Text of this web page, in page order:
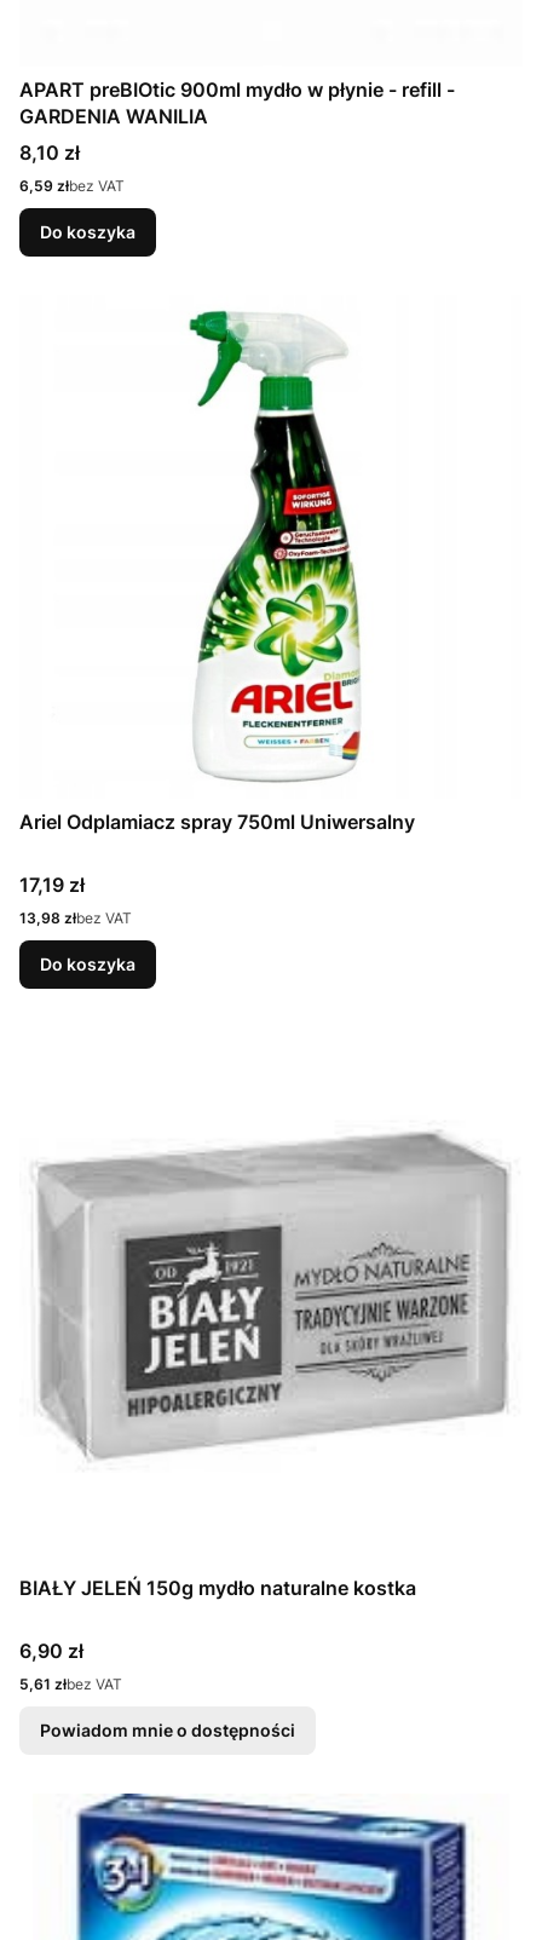
APART preBIOtic 900ml mydło w płynie - refill -
GARDENIA WANILIA
Cena
8,10 zł
Cena
6,59 złbez VAT
Do koszyka
Ariel Odplamiacz spray 750ml Uniwersalny
Cena
17,19 zł
Cena
13,98 złbez VAT
Do koszyka
BIAŁY JELEŃ 150g mydło naturalne kostka
Cena
6,90 zł
Cena
5,61 złbez VAT
Powiadom mnie o dostępności